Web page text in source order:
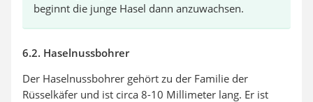
beginnt die junge Hasel dann anzuwachsen.
6.2. Haselnussbohrer
Der Haselnussbohrer gehört zu der Familie der
Rüsselkäfer und ist circa 8-10 Millimeter lang. Er ist